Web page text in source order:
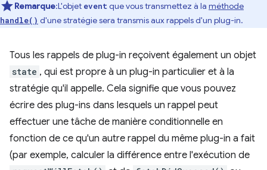
Remarque:L'objet event que vous transmettez à la méthode
handle() d'une stratégie sera transmis aux rappels d'un plug-in.
Tous les rappels de plug-in reçoivent également un objet
state , qui est propre à un plug-in particulier et à la
stratégie qu'il appelle. Cela signifie que vous pouvez
écrire des plug-ins dans lesquels un rappel peut
effectuer une tâche de manière conditionnelle en
fonction de ce qu'un autre rappel du même plug-in a fait
(par exemple, calculer la différence entre l'exécution de